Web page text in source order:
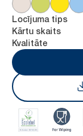
Locījuma tips
Kārtu skaits
Kvalitāte